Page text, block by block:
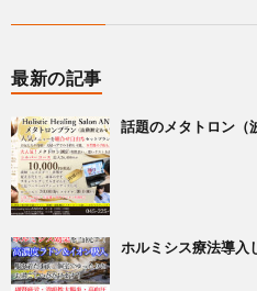
最新の記事
話題のメタトロン（
ホルミシス療法導入